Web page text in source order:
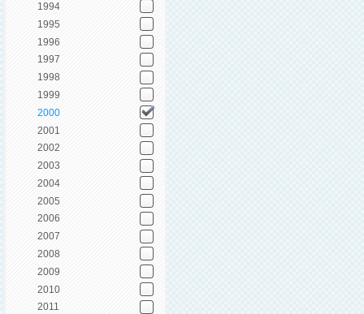
1994
1995
1996
1997
1998
1999
2000
2001
2002
2003
2004
2005
2006
2007
2008
2009
2010
2011